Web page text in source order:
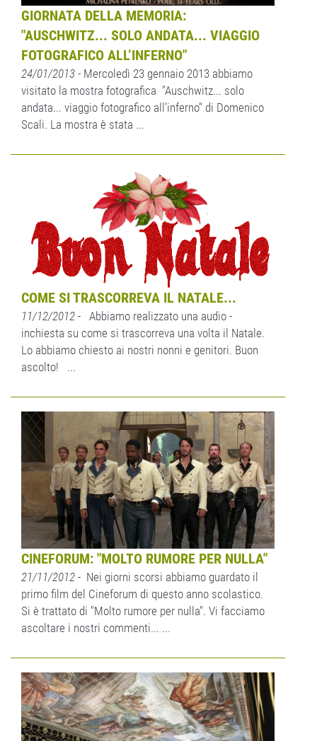
GIORNATA DELLA MEMORIA:
"AUSCHWITZ... SOLO ANDATA... VIAGGIO
FOTOGRAFICO ALL’INFERNO"
24/01/2013 - Mercoledì 23 gennaio 2013 abbiamo
visitato la mostra fotografica "Auschwitz... solo
andata... viaggio fotografico all’inferno" di Domenico
Scali. La mostra è stata ...
COME SI TRASCORREVA IL NATALE...
11/12/2012 - Abbiamo realizzato una audio -
inchiesta su come si trascorreva una volta il Natale.
Lo abbiamo chiesto ai nostri nonni e genitori. Buon
ascolto! ...
CINEFORUM: "MOLTO RUMORE PER NULLA"
21/11/2012 - Nei giorni scorsi abbiamo guardato il
primo film del Cineforum di questo anno scolastico.
Si è trattato di "Molto rumore per nulla". Vi facciamo
ascoltare i nostri commenti... ...